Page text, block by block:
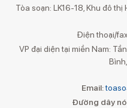
Tòa soạn: LK16-18, Khu đô
Điện thoại/
VP đại diện tại miền Nam:
Email:
Đường dây